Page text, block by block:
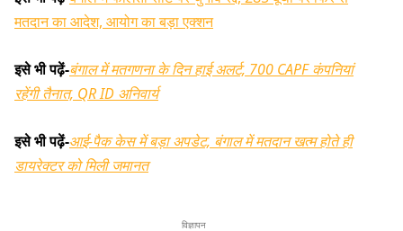
मतदान का आदेश, आयोग का बड़ा एक्शन
इसे भी पढ़ें-बंगाल में मतगणना के दिन हाई अलर्ट, 700 CAPF कंपनियां
रहेंगी तैनात, QR ID अनिवार्य
इसे भी पढ़ें-आई-पैक केस में बड़ा अपडेट, बंगाल में मतदान खत्म होते ही
डायरेक्टर को मिली जमानत
विज्ञापन